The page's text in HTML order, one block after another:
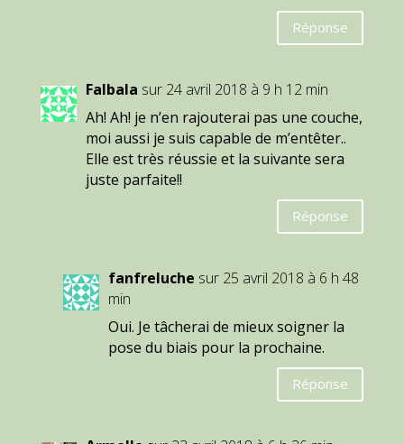
Réponse
Falbala sur 24 avril 2018 à 9 h 12 min
Ah! Ah! je n’en rajouterai pas une couche,
moi aussi je suis capable de m’entêter..
Elle est très réussie et la suivante sera
juste parfaite!!
Réponse
fanfreluche sur 25 avril 2018 à 6 h 48
min
Oui. Je tâcherai de mieux soigner la
pose du biais pour la prochaine.
Réponse